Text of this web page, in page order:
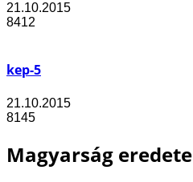
21.10.2015
8412
kep-5
21.10.2015
8145
Magyarság eredete